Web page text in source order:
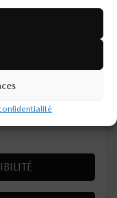
57 740$